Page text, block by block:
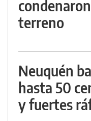
terreno
Neuquén
hasta 50
y fuertes